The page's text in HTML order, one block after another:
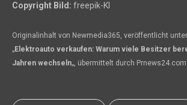
Copyright Bild: freepik-KI
Originalinhalt von Newmedia365, veröffentlicht
„Elektroauto verkaufen: Warum viele Besitzer
Jahren wechseln„, übermittelt durch Prnews24.com